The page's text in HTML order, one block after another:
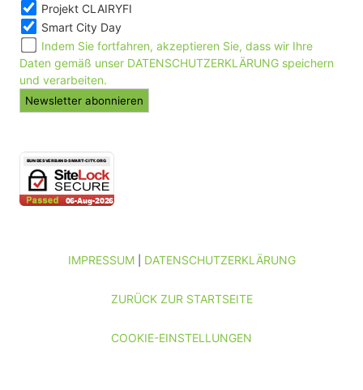
Projekt CLAIRYFI
Smart City Day
Indem Sie fortfahren, akzeptieren Sie, dass wir Ihre
Daten gemäß unser DATENSCHUTZERKLÄRUNG speichern
und verarbeiten.
IMPRESSUM| DATENSCHUTZERKLÄRUNG
ZURÜCK ZUR STARTSEITE
COOKIE-EINSTELLUNGEN